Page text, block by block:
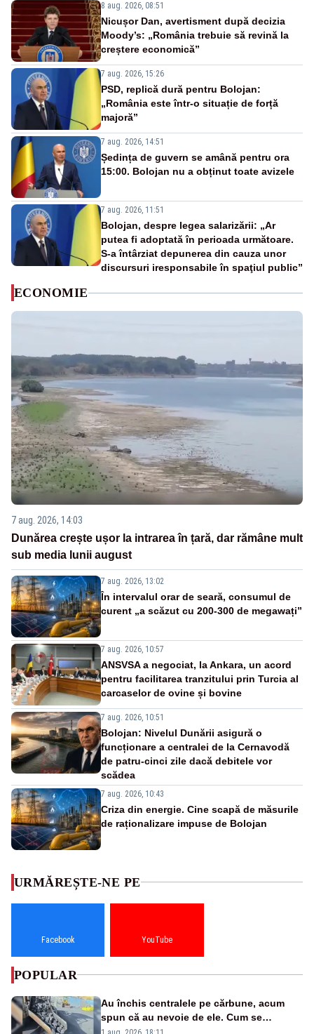
8 aug. 2026, 08:51
Nicușor Dan, avertisment după decizia
Moody’s: „România trebuie să revină la
creștere economică”
7 aug. 2026, 15:26
PSD, replică dură pentru Bolojan:
„România este într-o situație de forță
majoră”
7 aug. 2026, 14:51
Ședința de guvern se amână pentru ora
15:00. Bolojan nu a obținut toate avizele
7 aug. 2026, 11:51
Bolojan, despre legea salarizării: „Ar
putea fi adoptată în perioada următoare.
S-a întârziat depunerea din cauza unor
discursuri iresponsabile în spaţiul public”
ECONOMIE
7 aug. 2026, 14:03
Dunărea crește ușor la intrarea în țară, dar rămâne mult
sub media lunii august
7 aug. 2026, 13:02
În intervalul orar de seară, consumul de
curent „a scăzut cu 200-300 de megawați”
7 aug. 2026, 10:57
ANSVSA a negociat, la Ankara, un acord
pentru facilitarea tranzitului prin Turcia al
carcaselor de ovine și bovine
7 aug. 2026, 10:51
Bolojan: Nivelul Dunării asigură o
funcționare a centralei de la Cernavodă
de patru-cinci zile dacă debitele vor
scădea
7 aug. 2026, 10:43
Criza din energie. Cine scapă de măsurile
de raționalizare impuse de Bolojan
URMĂREȘTE-NE PE
Facebook YouTube
POPULAR
Au închis centralele pe cărbune, acum
spun că au nevoie de ele. Cum se
pasează vina în plină criză energetică